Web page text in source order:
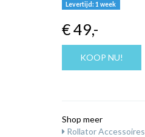
Levertijd: 1 week
€ 49,-
KOOP NU!
Shop meer
Rollator Accessoires